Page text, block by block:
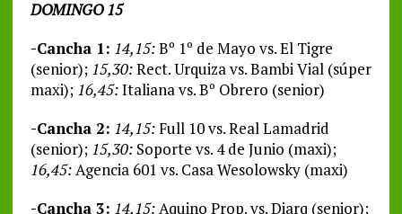
DOMINGO 15
-Cancha 1: 14,15:Bº 1º de Mayo vs. El Tigre
(senior); 15,30:Rect. Urquiza vs. Bambi Vial (súper
maxi); 16,45:Italiana vs. Bº Obrero (senior)
-Cancha 2: 14,15:Full 10 vs. Real Lamadrid
(senior); 15,30:Soporte vs. 4 de Junio (maxi);
16,45:Agencia 601 vs. Casa Wesolowsky (maxi)
-Cancha 3: 14,15:Aquino Prop. vs. Diarq (senior);